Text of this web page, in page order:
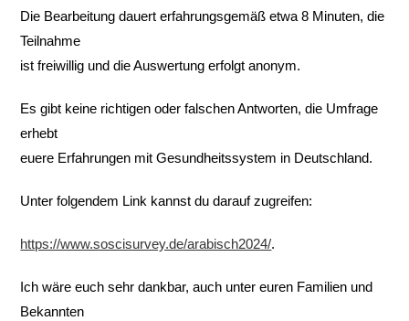
Die Bearbeitung dauert erfahrungsgemäß etwa 8 Minuten, die
Teilnahme
ist freiwillig und die Auswertung erfolgt anonym.
Es gibt keine richtigen oder falschen Antworten, die Umfrage
erhebt
euere Erfahrungen mit Gesundheitssystem in Deutschland.
Unter folgendem Link kannst du darauf zugreifen:
https://www.soscisurvey.de/arabisch2024/.
Ich wäre euch sehr dankbar, auch unter euren Familien und
Bekannten